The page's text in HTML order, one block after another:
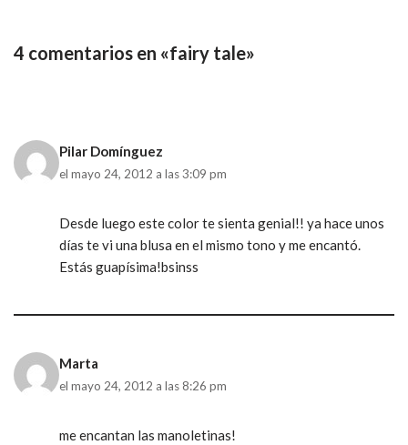
4 comentarios en «fairy tale»
Pilar Domínguez
el mayo 24, 2012 a las 3:09 pm
Desde luego este color te sienta genial!! ya hace unos
días te vi una blusa en el mismo tono y me encantó.
Estás guapísima!bsinss
Marta
el mayo 24, 2012 a las 8:26 pm
me encantan las manoletinas!